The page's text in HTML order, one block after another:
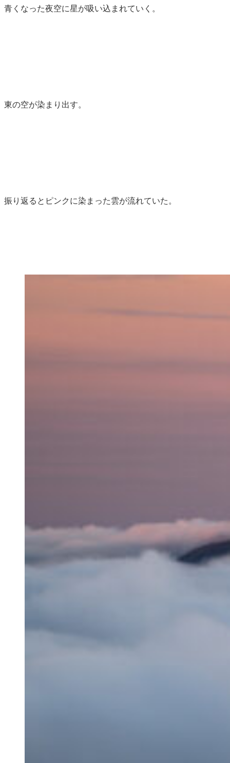
青くなった夜空に星が吸い込まれていく。
東の空が染まり出す。
振り返るとピンクに染まった雲が流れていた。